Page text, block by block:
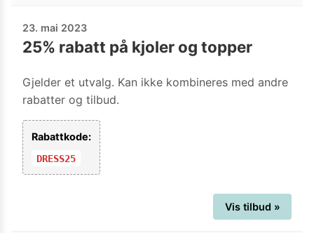
23. mai 2023
25% rabatt på kjoler og topper
Gjelder et utvalg. Kan ikke kombineres med andre
rabatter og tilbud.
Rabattkode:
DRESS25
Vis tilbud »